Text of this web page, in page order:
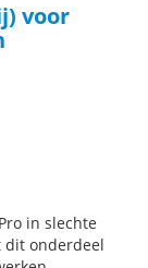
voor
in slechte
dit onderdeel